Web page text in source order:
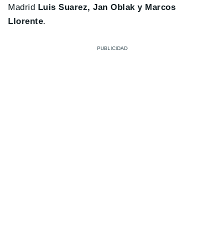
Madrid Luis Suarez, Jan Oblak y Marcos
Llorente.